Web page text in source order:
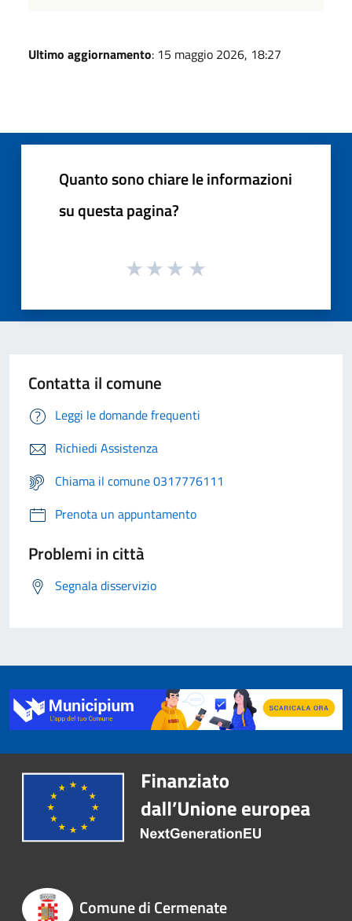
Ultimo aggiornamento: 15 maggio 2026, 18:27
Quanto sono chiare le informazioni
su questa pagina?
Contatta il comune
Leggi le domande frequenti
Richiedi Assistenza
Chiama il comune 0317776111
Prenota un appuntamento
Problemi in città
Segnala disservizio
Comune di Cermenate